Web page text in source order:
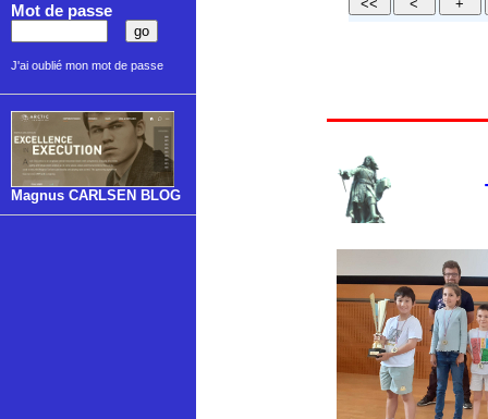
Mot de passe
J'ai oublié mon mot de passe
Magnus CARLSEN BLOG